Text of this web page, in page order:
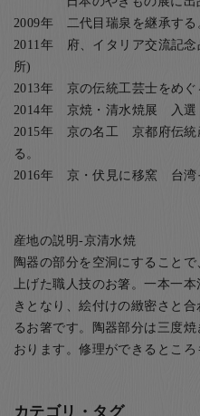
2009年 二代目瑞泉を継承する
2011年 府、イタリア交流記
所)
2013年 京の伝統工芸士をめ
2014年 京焼・清水焼展 入選
2015年 京の名工 京都府伝統
る。
2016年 京・伏見に移窯 台湾
産地の説明-京清水焼
陶器の部分を空洞にすること
上げた職人技のお箸。一本一
きとなり、絵付けの緻密さと
るお箸です。陶器部分は三度
おります。修理ができるところ
カテゴリ・タグ